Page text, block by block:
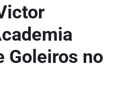
Goleiros no